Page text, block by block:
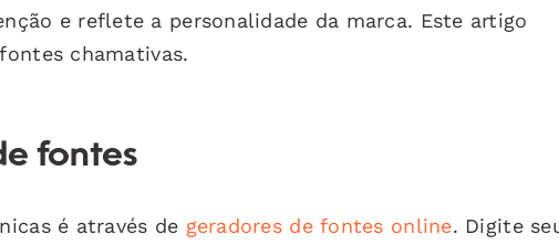
e reflete a personalidade da marca. Este artigo
chamativas.
fontes
é através de geradores de fontes online. Digite